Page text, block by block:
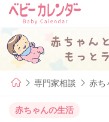
専門家相談 赤ち
赤ちゃんの生活